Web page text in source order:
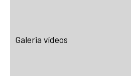
Galeria vídeos